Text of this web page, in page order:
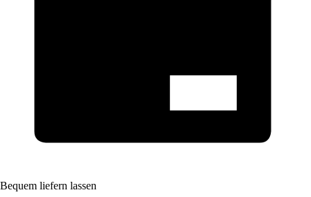
Bequem liefern lassen